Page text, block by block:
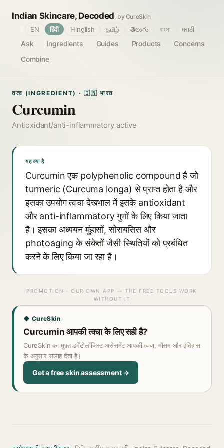
Indian Skincare, Decoded by CureSkin
Ask Ingredients Guides Products
Concerns
Combine
EN हिंदी Hinglish தமிழ் తెలుగు বাংলা मराठी
तत्व (INGREDIENT) · 🇮🇳 भारत
Curcumin
Antioxidant/anti-inflammatory active
यह क्या है
Curcumin एक polyphenolic compound है जो
turmeric (Curcuma longa) से प्राप्त होता है और
इसका उपयोग त्वचा देखभाल में इसके antioxidant
और anti-inflammatory गुणों के लिए किया जाता
है। इसका अध्ययन मुंहासों, सोरायसिस और
photoaging के संकेतों जैसी स्थितियों को प्रबंधित
करने के लिए किया जा रहा है।
PROMOTION · OUR OWN APP — THE FREE TOOLS WORK
WITHOUT IT
◆ CureSkin
Curcumin आपकी त्वचा के लिए सही है?
CureSkin का मुफ़्त डर्मेटोलॉजिस्ट असेसमेंट आपकी त्वचा, मौसम और इतिहास
के अनुसार सलाह देता है।
Get a free skin assessment →